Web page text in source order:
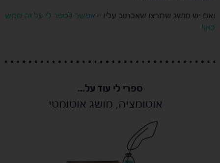
ואם יש מושג שתרצו שאכתוב עליו – אפשר לספר לי על זה ממש
כאן!
ספרי לי עוד על...
אוטומציה, מושג אוטומטי